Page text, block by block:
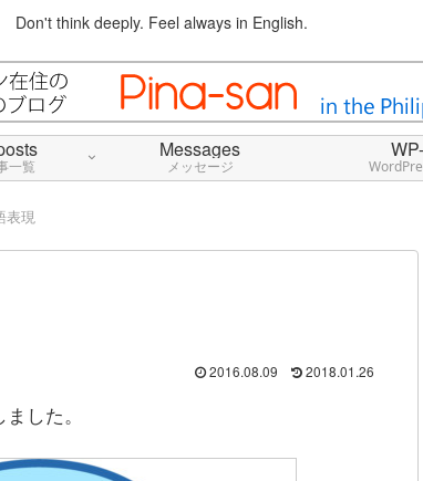
Don't think deeply. Feel always in English.
一覧
Messages
メッセージ
表現
2016.08.09 2018.01.26
した。